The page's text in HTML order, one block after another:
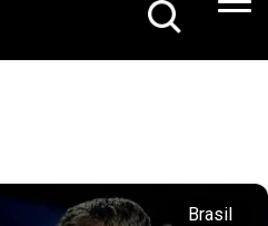
Brasil